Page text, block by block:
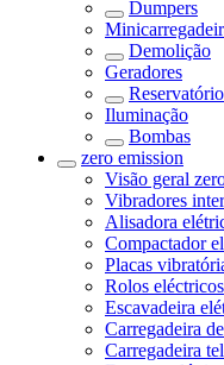
Dumpers
Demolição
Geradores
Iluminação
Bombas
zero emission
Visão geral
Vibradores
Alisadora
Compactador
Placas
Rolos eléctricos
Escavadeira
Carregadeira
Carregadeira